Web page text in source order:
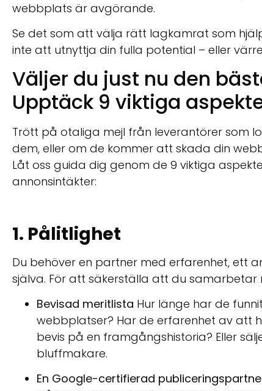
webbplats är avgörande.
Se det som att välja rätt lagkamrat som
inte att utnyttja din fulla potential – eller
Väljer du just nu den
Upptäck 9 viktiga
Trött på otaliga mejl från leverantörer som
dem, eller om de kommer att skada din
Låt oss guida dig genom de 9 viktiga
annonsintäkter:
1. Pålitlighet
Du behöver en partner med erfarenhet, ett
själva. För att säkerställa att du
Bevisad meritlista Hur länge har de
webbplatser? Har de erfarenhet av att
bevis på en framgångshistoria? Eller
bluffmakare.
En Google-certifierad